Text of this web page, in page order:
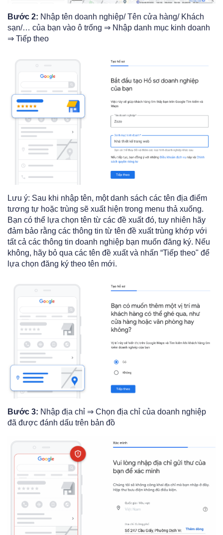
Bước 2: Nhập tên doanh nghiệp/ Tên cửa hàng/ Khách
sạn/… của bạn vào ô trống ⇒ Nhập danh mục kinh doanh
⇒ Tiếp theo
Lưu ý: Sau khi nhập tên, một danh sách các tên địa điểm
tương tự hoặc trùng sẽ xuất hiện trong menu thả xuống.
Bạn có thể lựa chọn tên từ các đề xuất đó, tuy nhiên hãy
đảm bảo rằng các thông tin từ tên đề xuất trùng khớp với
tất cả các thông tin doanh nghiệp bạn muốn đăng ký. Nếu
không, hãy bỏ qua các tên đề xuất và nhấn “Tiếp theo" để
lựa chọn đăng ký theo tên mới.
Bước 3: Nhập địa chỉ ⇒ Chọn địa chỉ của doanh nghiệp
đã được đánh dấu trên bản đồ